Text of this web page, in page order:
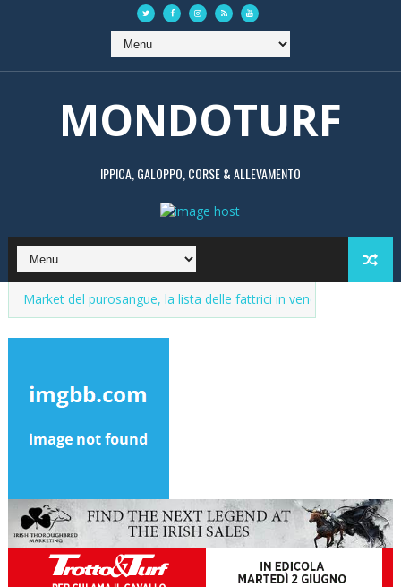
MONDOTURF
IPPICA, GALOPPO, CORSE & ALLEVAMENTO
la lista delle fattrici in vendita. Aggiornamenti continui